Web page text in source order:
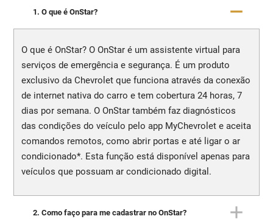
1. O que é OnStar?
O que é OnStar? O OnStar é um assistente virtual para
serviços de emergência e segurança. É um produto
exclusivo da Chevrolet que funciona através da conexão
de internet nativa do carro e tem cobertura 24 horas, 7
dias por semana. O OnStar também faz diagnósticos
das condições do veículo pelo app MyChevrolet e aceita
comandos remotos, como abrir portas e até ligar o ar
condicionado*. Esta função está disponível apenas para
veículos que possuam ar condicionado digital.
2. Como faço para me cadastrar no OnStar?